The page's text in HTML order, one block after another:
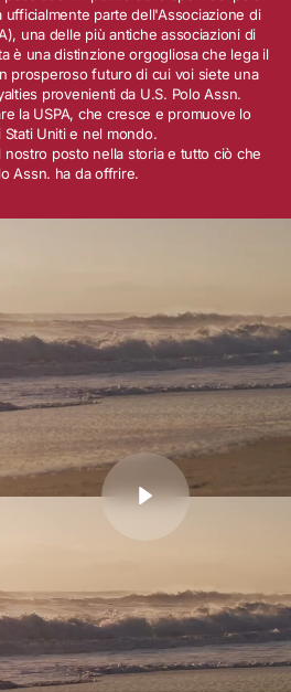
ufficialmente parte dell'Associazione di
una delle più antiche associazioni di
è una distinzione orgogliosa che lega il
prosperoso futuro di cui voi siete una
provenienti da U.S. Polo Assn.
la USPA, che cresce e promuove lo
Uniti e nel mondo.
posto nella storia e tutto ciò che
Assn. ha da offrire.
Riproduci video